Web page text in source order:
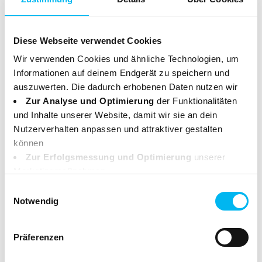
Diese Webseite verwendet Cookies
Wir verwenden Cookies und ähnliche Technologien, um
Informationen auf deinem Endgerät zu speichern und
auszuwerten. Die dadurch erhobenen Daten nutzen wir
Zur Analyse und Optimierung der Funktionalitäten
und Inhalte unserer Website, damit wir sie an dein
Nutzerverhalten anpassen und attraktiver gestalten
können
Zur Erfolgsmessung und Optimierung unserer
werden. Einige dieser Anbieter haben ihren Sitz
außerhalb des Europäischen Wirtschaftsraums (z. B. in
den USA). In diesen Fällen sorgen wir durch geeignete
Garantien für einen angemessenen Schutz deiner Daten.
Notwendig
Präferenzen
Clean Content
Biodegradable. Free from synthetic dyes and
fragrances. Without petrochemicals and GMOs.
Without enzymes and microplastics. Vegan.
Clean Production
Made in our East Frisian eco-friendly plant. Climate-
neutral facility 100% renewable energy.
Clean Packaging